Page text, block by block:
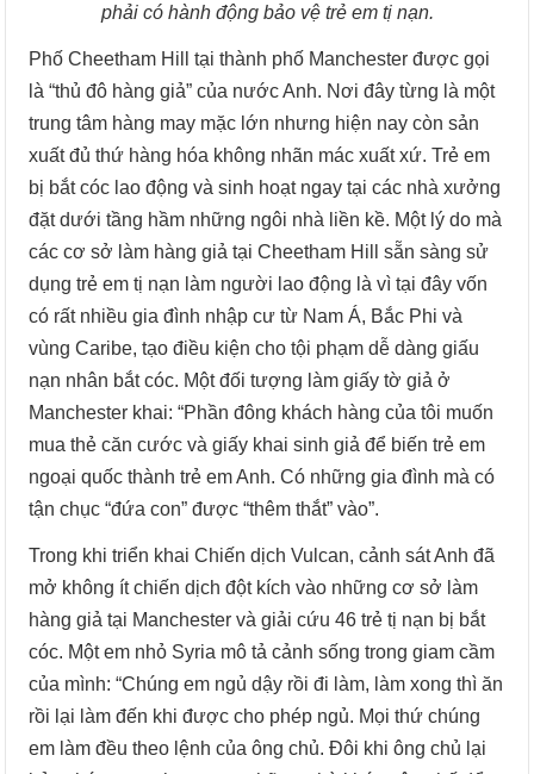
phải có hành động bảo vệ trẻ em tị nạn.
Phố Cheetham Hill tại thành phố Manchester được gọi
là “thủ đô hàng giả” của nước Anh. Nơi đây từng là một
trung tâm hàng may mặc lớn nhưng hiện nay còn sản
xuất đủ thứ hàng hóa không nhãn mác xuất xứ. Trẻ em
bị bắt cóc lao động và sinh hoạt ngay tại các nhà xưởng
đặt dưới tầng hầm những ngôi nhà liền kề. Một lý do mà
các cơ sở làm hàng giả tại Cheetham Hill sẵn sàng sử
dụng trẻ em tị nạn làm người lao động là vì tại đây vốn
có rất nhiều gia đình nhập cư từ Nam Á, Bắc Phi và
vùng Caribe, tạo điều kiện cho tội phạm dễ dàng giấu
nạn nhân bắt cóc. Một đối tượng làm giấy tờ giả ở
Manchester khai: “Phần đông khách hàng của tôi muốn
mua thẻ căn cước và giấy khai sinh giả để biến trẻ em
ngoại quốc thành trẻ em Anh. Có những gia đình mà có
tận chục “đứa con” được “thêm thắt” vào”.
Trong khi triển khai Chiến dịch Vulcan, cảnh sát Anh đã
mở không ít chiến dịch đột kích vào những cơ sở làm
hàng giả tại Manchester và giải cứu 46 trẻ tị nạn bị bắt
cóc. Một em nhỏ Syria mô tả cảnh sống trong giam cầm
của mình: “Chúng em ngủ dậy rồi đi làm, làm xong thì ăn
rồi lại làm đến khi được cho phép ngủ. Mọi thứ chúng
em làm đều theo lệnh của ông chủ. Đôi khi ông chủ lại